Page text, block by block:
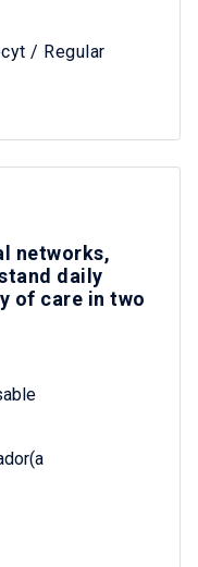
/ Regular
networks,
daily
of care in two